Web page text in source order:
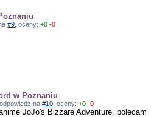
#9 , oceny:+0 -0
w Poznaniu
na#10 , oceny:+0 -0
JoJo's Bizzare Adventure, polecam